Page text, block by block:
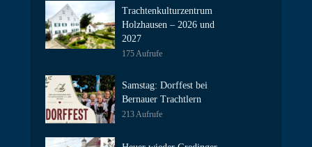
Trachtenkulturzentrum
Holzhausen – 2026 und
2027
175 Aufrufe
Samstag: Dorffest bei
Bernauer Trachtlern
213 Aufrufe